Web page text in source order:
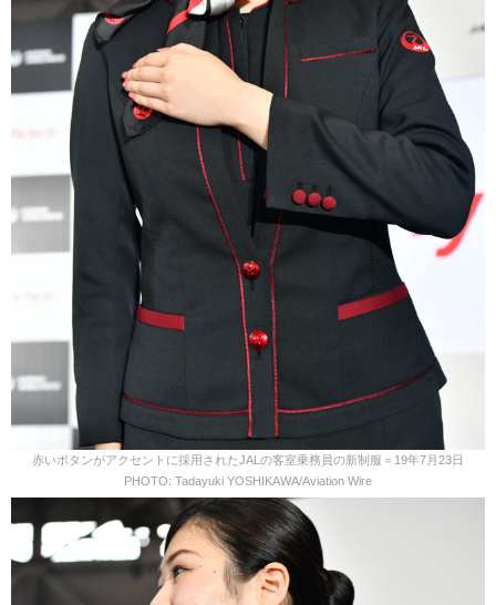
赤いボタンがアクセントに採用されたJALの客室乗務員の新制服＝19年7月23日
PHOTO: Tadayuki YOSHIKAWA/Aviation Wire